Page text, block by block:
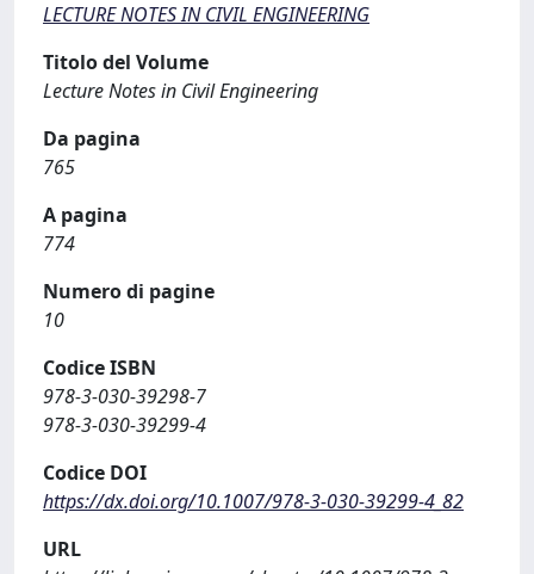
LECTURE NOTES IN CIVIL ENGINEERING
Titolo del Volume
Lecture Notes in Civil Engineering
Da pagina
765
A pagina
774
Numero di pagine
10
Codice ISBN
978-3-030-39298-7
978-3-030-39299-4
Codice DOI
https://dx.doi.org/10.1007/978-3-030-39299-4_82
URL